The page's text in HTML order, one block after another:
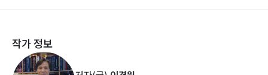
EDTA가 든 바이오필름 분해제와 칸디다 곰팡이 죽이는
약을 같이 복용해야 한다
작가 정보